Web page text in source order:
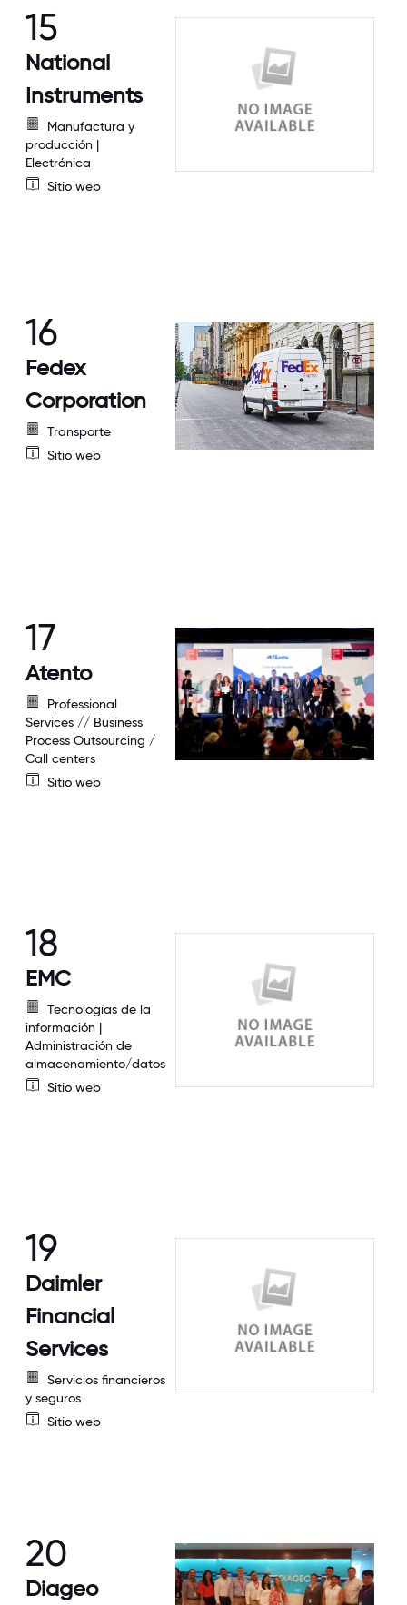
15
National
Instruments
Manufactura y
producción |
Electrónica
Sitio web
16
Fedex
Corporation
Transporte
Sitio web
17
Atento
Professional
Services // Business
Process Outsourcing /
Call centers
Sitio web
18
EMC
Tecnologías de la
información |
Administración de
almacenamiento/datos
Sitio web
19
Daimler
Financial
Services
Servicios financieros
y seguros
Sitio web
20
Diageo